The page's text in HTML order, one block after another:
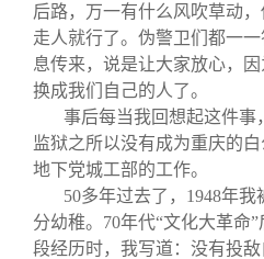
后路，万一有什么风吹草动
走人就行了。伪警卫们都一
息传来，说是让大家放心，
换成我们自己的人了。
事后每当我回想起这件事
监狱之所以没有成为重庆的
地下党城工部的工作。
50多年过去了， 1948年我
分幼稚。 70年代“文化大革命
段经历时，我写道：没有投